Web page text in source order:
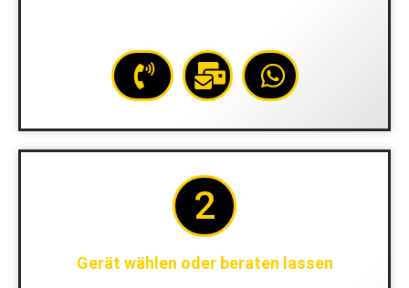
2
Gerät wählen oder beraten lassen